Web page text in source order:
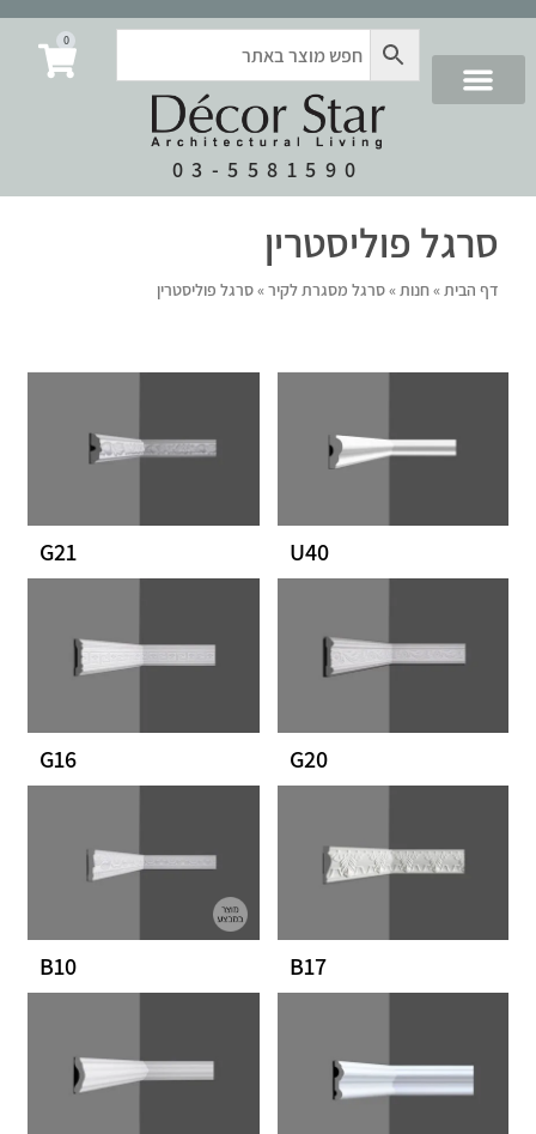
03-5581590
0
סרגל פוליסטרין
דף הבית»חנות»סרגל מסגרת לקיר»סרגל פוליסטרין
U40
G21
G20
G16
B17
B10